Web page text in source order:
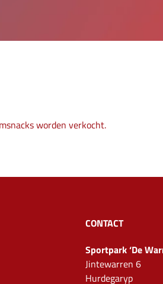
worden verkocht.
CONTACT
Sportpark ‘De
Jintewarren 6
Hurdegaryp